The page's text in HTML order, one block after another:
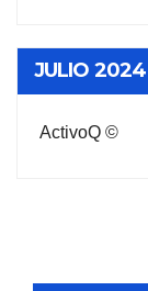
JULIO 2024
ActivoQ ©